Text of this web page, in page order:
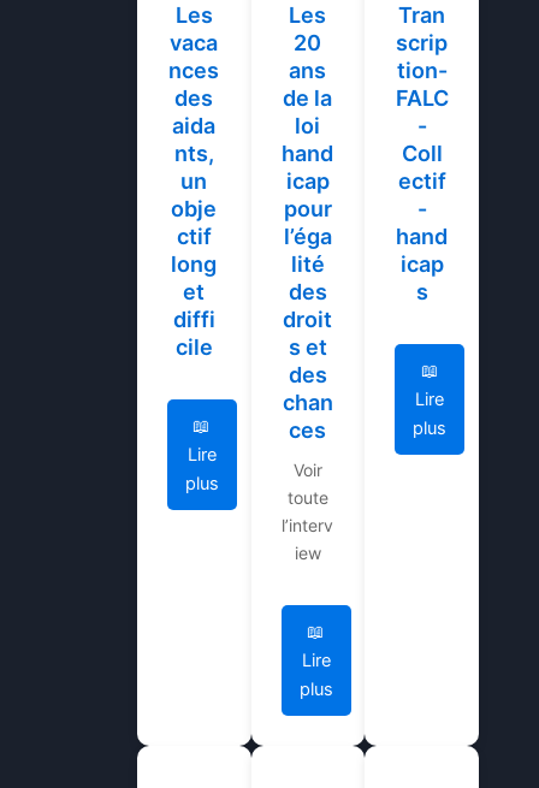
Les
vaca
nces
des
aida
nts,
un
obje
ctif
long
et
diffi
cile
📖
Lire
plus
Les
20
ans
de la
loi
hand
icap
pour
l’éga
lité
des
droit
s et
des
chan
ces
Voir
toute
l’interv
iew
📖
Lire
plus
Tran
scrip
tion-
FALC
-
Coll
ectif
-
hand
icap
s
📖
Lire
plus